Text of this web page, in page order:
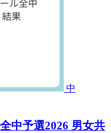
中
中予選2026 男女共